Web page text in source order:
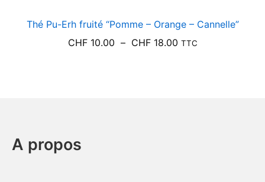
Thé Pu-Erh fruité “Pomme – Orange – Cannelle”
CHF10.00 – CHF18.00Plage
TTC
A propos